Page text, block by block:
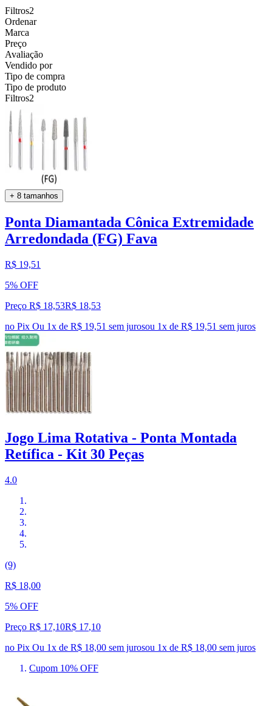
Filtros2
Ordenar
Marca
Preço
Avaliação
Vendido por
Tipo de compra
Tipo de produto
Filtros2
+ 8 tamanhos
Ponta Diamantada Cônica Extremidade
Arredondada (FG) Fava
R$ 19,51
5% OFF
Preço R$ 18,53R$ 18,53
no Pix Ou 1x de R$ 19,51 sem jurosou 1x de R$ 19,51 sem juros
Jogo Lima Rotativa - Ponta Montada
Retífica - Kit 30 Peças
4.0
(9)
R$ 18,00
5% OFF
Preço R$ 17,10R$ 17,10
no Pix Ou 1x de R$ 18,00 sem jurosou 1x de R$ 18,00 sem juros
Cupom 10% OFF